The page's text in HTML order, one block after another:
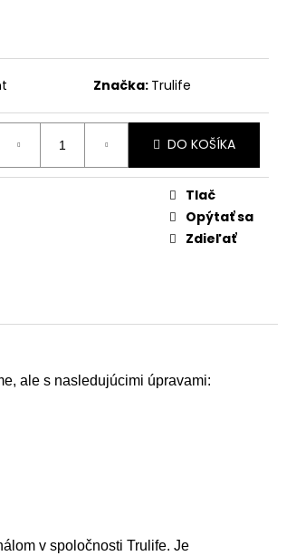
Značka: Trulife
DO KOŠÍKA
Tlač
Opýtať sa
Zdieľať
ale s nasledujúcimi úpravami:
v spoločnosti Trulife. Je